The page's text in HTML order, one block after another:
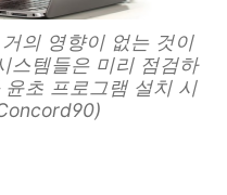
의 영향이 없는 것이
스템들은 미리 점검하
초 프로그램 설치 시